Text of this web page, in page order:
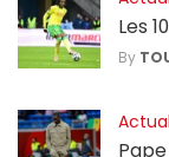
Les
By